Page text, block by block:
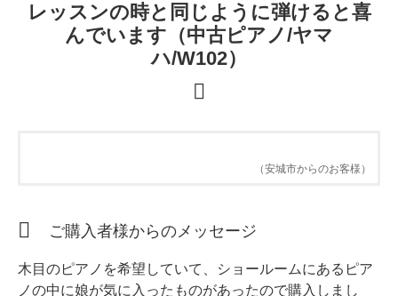
アップライトピアノ
中古ピアノ
レッスンの時と同じように弾けると喜
んでいます（中古ピアノ/ヤマ
ハ/W102）
（安城市からのお客様）
ご購入者様からのメッセージ
木目のピアノを希望していて、ショールームにあるピア
ノの中に娘が気に入ったものがあったので購入しまし